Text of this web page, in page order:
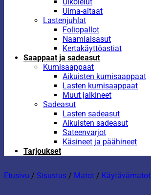
Uima-altaat
Lastenjuhlat
Foliopallot
Naamiaisasut
Kertakäyttöastiat
Saappaat ja sadeasut
Kumisaappaat
Aikuisten kumisaappaat
Lasten kumisaappaat
Muut jalkineet
Sadeasut
Lasten sadeasut
Aikuisten sadeasut
Sateenvarjot
Käsineet ja päähineet
Tarjoukset
Etusivu / Sisustus / Matot / Käytävämatot